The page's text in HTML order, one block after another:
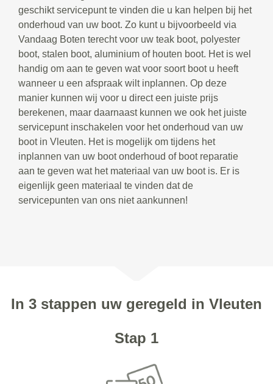
geschikt servicepunt te vinden die u kan helpen bij het
onderhoud van uw boot. Zo kunt u bijvoorbeeld via
Vandaag Boten terecht voor uw teak boot, polyester
boot, stalen boot, aluminium of houten boot. Het is wel
handig om aan te geven wat voor soort boot u heeft
wanneer u een afspraak wilt inplannen. Op deze
manier kunnen wij voor u direct een juiste prijs
berekenen, maar daarnaast kunnen we ook het juiste
servicepunt inschakelen voor het onderhoud van uw
boot in Vleuten. Het is mogelijk om tijdens het
inplannen van uw boot onderhoud of boot reparatie
aan te geven wat het materiaal van uw boot is. Er is
eigenlijk geen materiaal te vinden dat de
servicepunten van ons niet aankunnen!
In 3 stappen uw geregeld in Vleuten
Stap 1